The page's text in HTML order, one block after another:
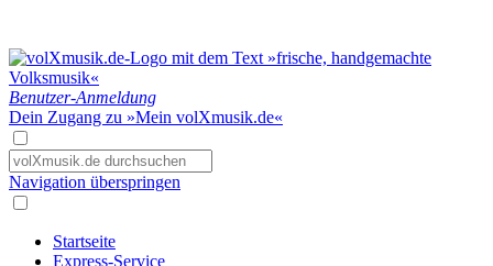
Benutzer-Anmeldung
Dein Zugang zu »Mein volXmusik.de«
Navigation überspringen
Startseite
Express-Service